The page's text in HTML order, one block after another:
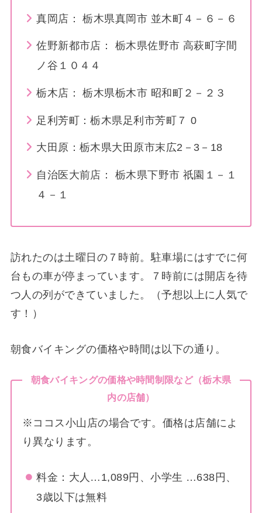
真岡店： 栃木県真岡市 並木町４－６－６
佐野新都市店： 栃木県佐野市 高萩町字間
ノ谷１０４４
栃木店： 栃木県栃木市 昭和町２－２３
足利芳町：栃木県足利市芳町７ 0
大田原：栃木県大田原市末広2－3－18
自治医大前店： 栃木県下野市 祇園１－１
４－１
訪れたのは土曜日の７時前。駐車場にはすでに何
台もの車が停まっています。７時前には開店を待
つ人の列ができていました。（予想以上に人気で
す！）
朝食バイキングの価格や時間は以下の通り。
朝食バイキングの価格や時間制限など（栃木県
内の店舗）
※ココス小山店の場合です。価格は店舗によ
り異なります。
料金：大人…1,089円、小学生 …638円、
3歳以下は無料